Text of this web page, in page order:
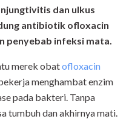
dan ulkus
antibiotik ofloxacin
penyebab infeksi mata.
merek obatofloxacin
menghambat enzim
pada bakteri. Tanpa
tumbuh dan akhirnya mati.